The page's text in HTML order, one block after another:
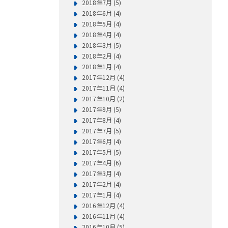
2018年7月 (5)
2018年6月 (4)
2018年5月 (4)
2018年4月 (4)
2018年3月 (5)
2018年2月 (4)
2018年1月 (4)
2017年12月 (4)
2017年11月 (4)
2017年10月 (2)
2017年9月 (5)
2017年8月 (4)
2017年7月 (5)
2017年6月 (4)
2017年5月 (5)
2017年4月 (6)
2017年3月 (4)
2017年2月 (4)
2017年1月 (4)
2016年12月 (4)
2016年11月 (4)